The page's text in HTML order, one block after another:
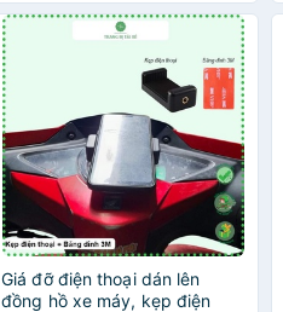
Giá đỡ điện thoại dán lên
đồng hồ xe máy, kẹp điện